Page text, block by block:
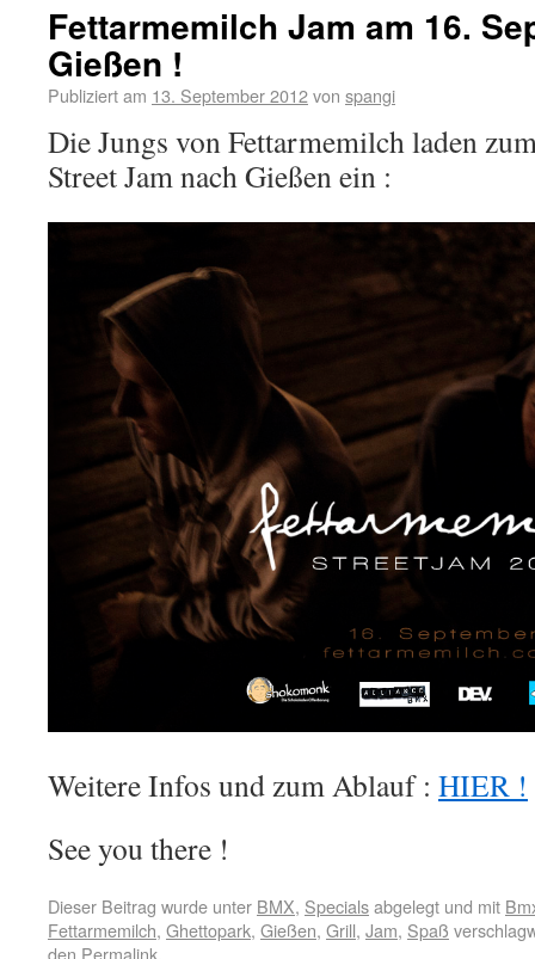
Fettarmemilch Jam am 16.
Gießen !
Publiziert am 13. September 2012von spangi
Die Jungs von Fettarmemilch laden
Street Jam nach Gießen ein :
Weitere Infos und zum Ablauf : HIER !
See you there !
Dieser Beitrag wurde unter BMX, Specialsabgelegt und mit
Fettarmemilch, Ghettopark, Gießen, Grill, Jam, Spaß
den Permalink.